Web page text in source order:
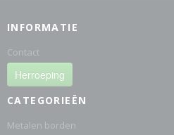
INFORMATIE
Contact
Herroeping
CATEGORIEËN
Metalen borden